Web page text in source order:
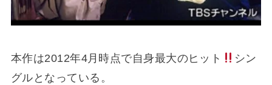
本作は2012年4月時点で自身最大のヒット
シン
グルとなっている。